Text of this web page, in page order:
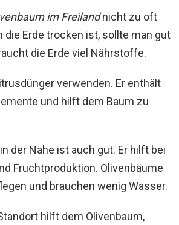
im Freilandnicht zu oft
die Erde trocken ist, sollte man gut
die Erde viel Nährstoffe.
verwenden. Er enthält
und hilft dem Baum zu
der Nähe ist auch gut. Er hilft bei
Fruchtproduktion. Olivenbäume
und brauchen wenig Wasser.
hilft dem Olivenbaum,